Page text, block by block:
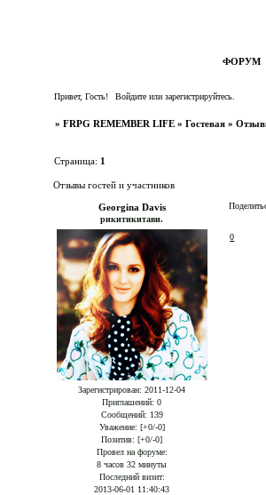
ФОРУМ
Привет, Гость!
Войдите илизарегистрируйтесь
»FRPG REMEMBER LIFE »Гостевая »
Отзывы гостей и участников
Страница: 1
Georgina Davis
рикитикитави.
Зарегистрирован: 2011-12-04
Приглашений: 0
Сообщений: 139
Уважение: [+0/-0]
Позитив: [+0/-0]
Провел на форуме:
8 часов 32 минуты
Последний визит:
2013-06-01 11:40:43
0